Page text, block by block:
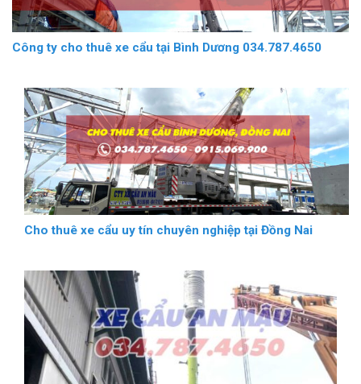
Công ty cho thuê xe cẩu tại Bình Dương 034.787.4650
Cho thuê xe cẩu uy tín chuyên nghiệp tại Đồng Nai